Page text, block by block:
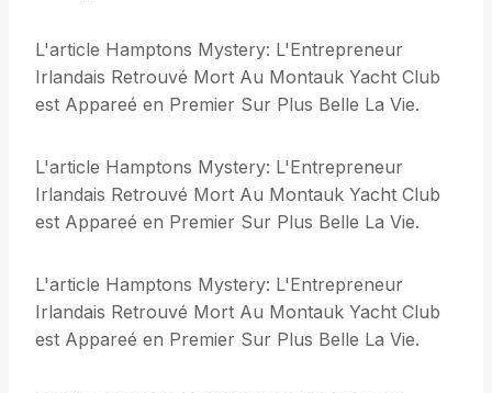
L'article Hamptons Mystery: L'Entrepreneur
Irlandais Retrouvé Mort Au Montauk Yacht Club
est Appareé en Premier Sur Plus Belle La Vie.
L'article Hamptons Mystery: L'Entrepreneur
Irlandais Retrouvé Mort Au Montauk Yacht Club
est Appareé en Premier Sur Plus Belle La Vie.
L'article Hamptons Mystery: L'Entrepreneur
Irlandais Retrouvé Mort Au Montauk Yacht Club
est Appareé en Premier Sur Plus Belle La Vie.